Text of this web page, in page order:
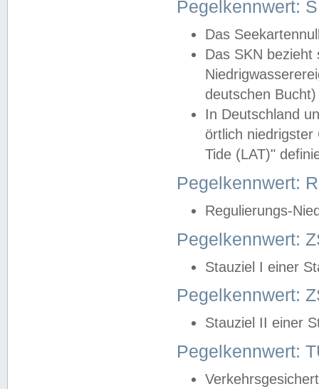
Pegelkennwert:
Das
Das SKN
deutschen
In Deutschland
örtlich
Tide (LAT)"
Pegelkennwert:
Regulierungs-
Pegelkennwert:
Stauziel I einer
Pegelkennwert:
Stauziel II einer
Pegelkennwert: